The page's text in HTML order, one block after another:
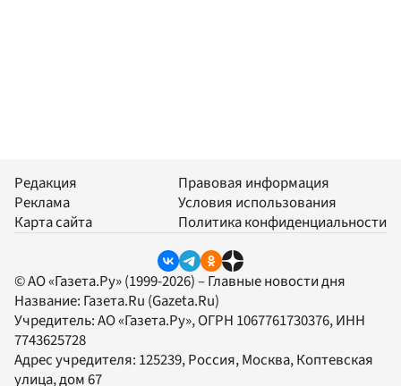
Редакция
Реклама
Карта сайта
Правовая информация
Условия использования
Политика конфиденциальности
© АО «Газета.Ру» (1999-2026) – Главные новости дня
Название: Газета.Ru (Gazeta.Ru)
Учредитель:АО «Газета.Ру», ОГРН 1067761730376, ИНН
7743625728
Адрес учредителя: 125239, Россия, Москва, Коптевская
улица, дом 67